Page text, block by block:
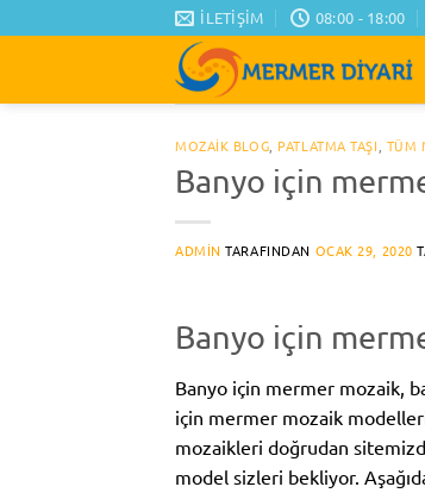
atla
İLETIŞIM 08:00 - 18:00
MOZAİK BLOG PATLATMA TAŞI TÜM
Banyo için
ADMIN TARAFINDAN OCAK 29, 2020
Banyo için
Banyo için mermer mozaik,
için mermer mozaik
mozaikleri doğrudan
model sizleri bekliyor.